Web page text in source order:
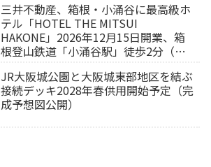
三井不動産、箱根・小涌谷に最高級ホ
テル「HOTEL THE MITSUI
HAKONE」2026年12月15日開業、箱
根登山鉄道「小涌谷駅」徒歩2分（旅
JR大阪城公園と大阪城東部地区を結ぶ
接続デッキ2028年春供用開始予定（完
成予想図公開）